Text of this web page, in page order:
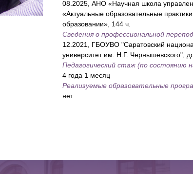
08.2025, АНО «Научная школа
«Актуальные образовательные
образовании», 144 ч.
Сведения о профессиональной
12.2021, ГБОУВО "Саратовский
университет им. Н.Г. Чернышевского",
Педагогический стаж (по состоянию
4 года 1 месяц
Реализуемые образовательные
нет